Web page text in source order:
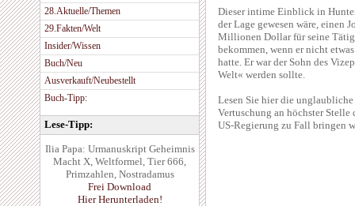
28.Aktuelle/Themen
29.Fakten/Welt
Insider/Wissen
Buch/Neu
Ausverkauft/Neubestellt
Buch-Tipp:
Lese-Tipp:
Ilia Papa: Urmanuskript Geheimnis
Macht X, Weltformel, Tier 666,
Primzahlen, Nostradamus
Frei Download
Hier Herunterladen!
Dieser intime Einblick in
der Lage gewesen wäre, einen
Millionen Dollar für seine
bekommen, wenn er nicht
hatte. Er war der Sohn des
Welt« werden sollte.
Lesen Sie hier die
Vertuschung an höchster Stelle
US-Regierung zu Fall bringen